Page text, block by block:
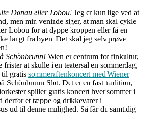
Donau eller Lobou! Jeg er kun lige ved at
men min veninde siger, at man skal cykle
Lobou for at dyppe kroppen eller få en
langt fra byen. Det skal jeg selv prøve
Schönbrunn! Wien er centrum for finkultur,
frister at skulle i en teatersal en sommerdag,
til gratis sommeraftenkoncert med Wiener
Schönbrunn Slot. Det er en fast tradition,
spiller gratis koncert hver sommer i
derfor et tæppe og drikkevarer i
ud til denne mulighed. Så får du samtidig